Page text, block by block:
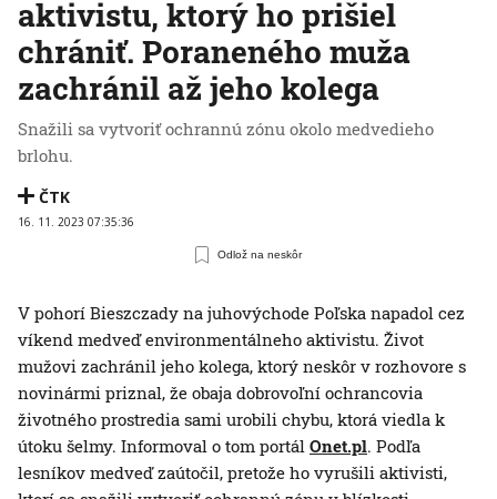
aktivistu, ktorý ho prišiel
chrániť. Poraneného muža
zachránil až jeho kolega
Snažili sa vytvoriť ochrannú zónu okolo medvedieho
brlohu.
ČTK
16. 11. 2023 07:35:36
Odlož na neskôr
V pohorí Bieszczady na juhovýchode Poľska napadol cez
víkend medveď environmentálneho aktivistu. Život
mužovi zachránil jeho kolega, ktorý neskôr v rozhovore s
novinármi priznal, že obaja dobrovoľní ochrancovia
životného prostredia sami urobili chybu, ktorá viedla k
útoku šelmy. Informoval o tom portál Onet.pl. Podľa
lesníkov medveď zaútočil, pretože ho vyrušili aktivisti,